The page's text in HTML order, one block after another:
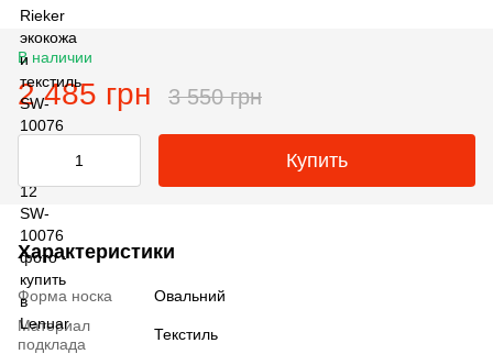
В наличии
2 485 грн 3 550 грн
Купить
Характеристики
Форма носка
Овальний
Материал
подклада
Текстиль